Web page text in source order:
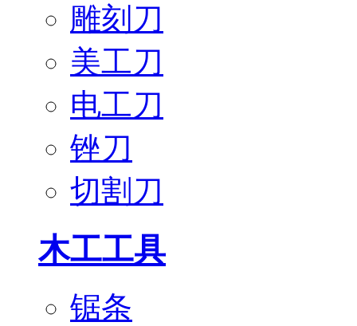
雕刻刀
美工刀
电工刀
锉刀
切割刀
木工工具
锯条